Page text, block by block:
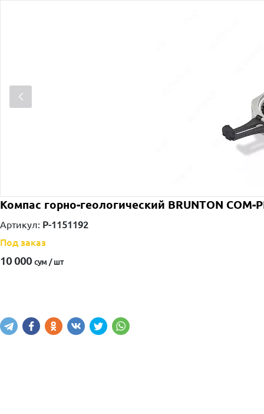
Компас горно-геологический BRUNTON COM-
Артикул: P-1151192
Под заказ
10 000 сум / шт